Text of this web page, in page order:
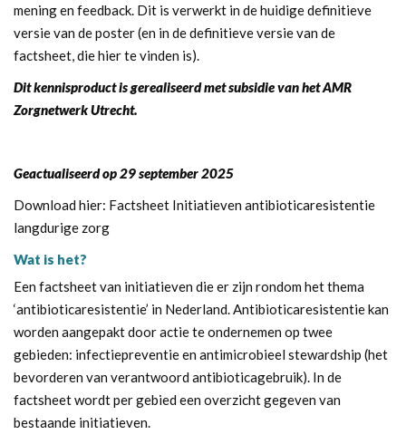
mening en feedback. Dit is verwerkt in de huidige definitieve
versie van de poster (en in de definitieve versie van de
factsheet, die hier te vinden is).
Dit kennisproduct is gerealiseerd met subsidie van het AMR
Zorgnetwerk Utrecht.
Geactualiseerd op 29 september 2025
Download hier: Factsheet Initiatieven antibioticaresistentie
langdurige zorg
Wat is het?
Een factsheet van initiatieven die er zijn rondom het thema
‘antibioticaresistentie’ in Nederland. Antibioticaresistentie kan
worden aangepakt door actie te ondernemen op twee
gebieden: infectiepreventie en antimicrobieel stewardship (het
bevorderen van verantwoord antibioticagebruik). In de
factsheet wordt per gebied een overzicht gegeven van
bestaande initiatieven.